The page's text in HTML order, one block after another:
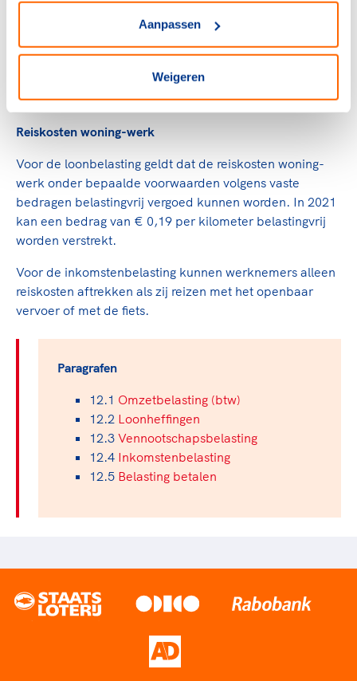
Aanpassen
Weigeren
Voor de inkomstenbelasting moet wel met het gebruik
van de personenauto rekening worden gehouden. De
werknemer krijgt dan te maken met ‘bijtelling’. Dat
betekent dat een deel van de cataloguswaarde van de
auto bij het inkomen wordt opgeteld en dat daar ook
belasting over moet worden betaald.
Reiskosten woning-werk
Voor de loonbelasting geldt dat de reiskosten woning-
werk onder bepaalde voorwaarden volgens vaste
bedragen belastingvrij vergoed kunnen worden. In 2021
kan een bedrag van € 0,19 per kilometer belastingvrij
worden verstrekt.
Voor de inkomstenbelasting kunnen werknemers alleen
reiskosten aftrekken als zij reizen met het openbaar
vervoer of met de fiets.
Paragrafen
12.1 Omzetbelasting (btw)
12.2 Loonheffingen
12.3 Vennootschapsbelasting
12.4 Inkomstenbelasting
12.5 Belasting betalen